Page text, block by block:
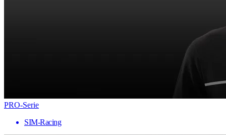
PRO-Serie
SIM-Racing